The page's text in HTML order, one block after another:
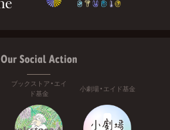
Our Social Action
ブックストア・エイ
ド基金
小劇場・エイド基金